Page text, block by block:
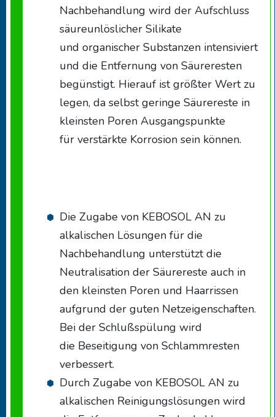
Nachbehandlung wird der Aufschluss
säureunlöslicher Silikate
und organischer Substanzen intensiviert
und die Entfernung von Säureresten
begünstigt. Hierauf ist größter Wert zu
legen, da selbst geringe Säurereste in
kleinsten Poren Ausgangspunkte
für verstärkte Korrosion sein können.
Die Zugabe von KEBOSOL AN zu
alkalischen Lösungen für die
Nachbehandlung unterstützt die
Neutralisation der Säurereste auch in
den kleinsten Poren und Haarrissen
aufgrund der guten Netzeigenschaften.
Bei der Schlußspülung wird
die Beseitigung von Schlammresten
verbessert.
Durch Zugabe von KEBOSOL AN zu
alkalischen Reinigungslösungen wird